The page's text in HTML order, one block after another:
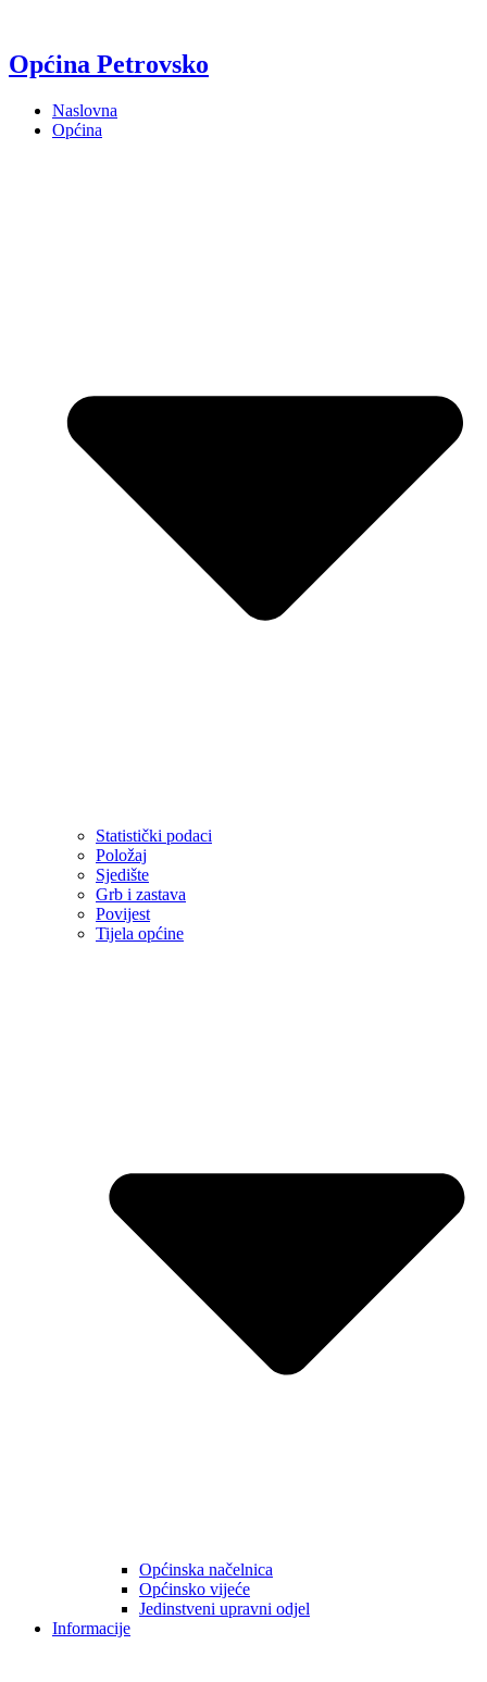
Općina Petrovsko
Naslovna
Općina
Statistički podaci
Položaj
Sjedište
Grb i zastava
Povijest
Tijela općine
Općinska načelnica
Općinsko vijeće
Jedinstveni upravni odjel
Informacije